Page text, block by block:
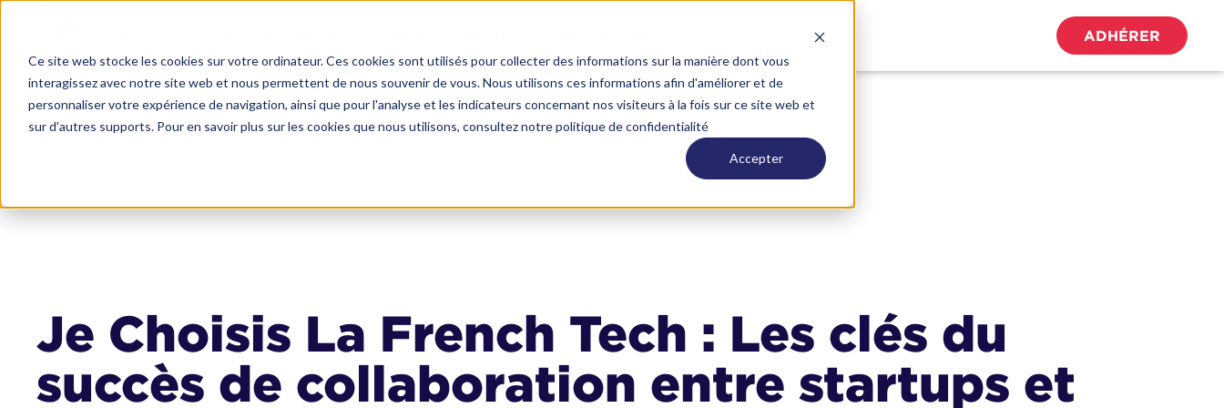
Ce site web stocke les cookies sur votre ordinateur. Ces cookies sont utilisés pour collecter des informations sur la manière dont vous
interagissez avec notre site web et nous permettent de nous souvenir de vous. Nous utilisons ces informations afin d'améliorer et de
personnaliser votre expérience de navigation, ainsi que pour l'analyse et les indicateurs concernant nos visiteurs à la fois sur ce site web et
sur d'autres supports. Pour en savoir plus sur les cookies que nous utilisons, consultez notre politique de confidentialité
Accepter
ADHÉRER
Je Choisis La French Tech : Les clés du
succès de collaboration entre startups et